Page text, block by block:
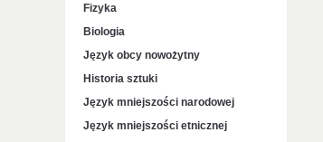
Fizyka
Biologia
Język obcy nowożytny
Historia sztuki
Język mniejszości narodowej
Język mniejszości etnicznej